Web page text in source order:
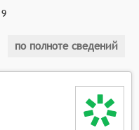
Соваре
представленными
с
по полноте сведений